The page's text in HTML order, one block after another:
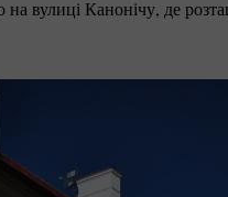
на вулиці Канонічу, де